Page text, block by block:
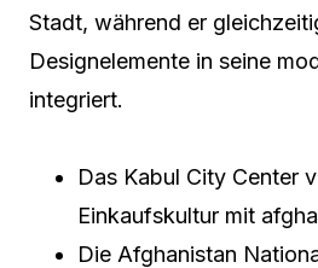
Stadt, während er
Designelemente in seine
integriert.
Das Kabul City Center
Einkaufskultur mit
Die Afghanistan